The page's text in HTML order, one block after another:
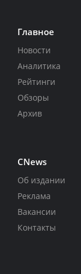
Главное
Новости
Аналитика
Рейтинги
Обзоры
Архив
CNews
Об издании
Реклама
Вакансии
Контакты